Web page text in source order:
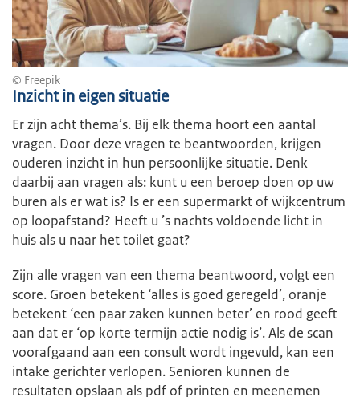
© Freepik
Inzicht in eigen situatie
Er zijn acht thema’s. Bij elk thema hoort een aantal
vragen. Door deze vragen te beantwoorden, krijgen
ouderen inzicht in hun persoonlijke situatie. Denk
daarbij aan vragen als: kunt u een beroep doen op uw
buren als er wat is? Is er een supermarkt of wijkcentrum
op loopafstand? Heeft u ’s nachts voldoende licht in
huis als u naar het toilet gaat?
Zijn alle vragen van een thema beantwoord, volgt een
score. Groen betekent ‘alles is goed geregeld’, oranje
betekent ‘een paar zaken kunnen beter’ en rood geeft
aan dat er ‘op korte termijn actie nodig is’. Als de scan
voorafgaand aan een consult wordt ingevuld, kan een
intake gerichter verlopen. Senioren kunnen de
resultaten opslaan als pdf of printen en meenemen